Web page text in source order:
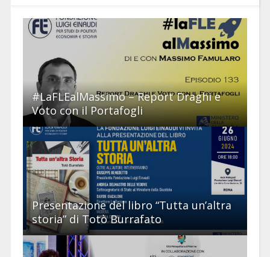
#LaFLEalMassimo – Report Draghi e
Voto con il Portafogli
Presentazione del libro “Tutta un’altra
storia” di Totò Burrafato